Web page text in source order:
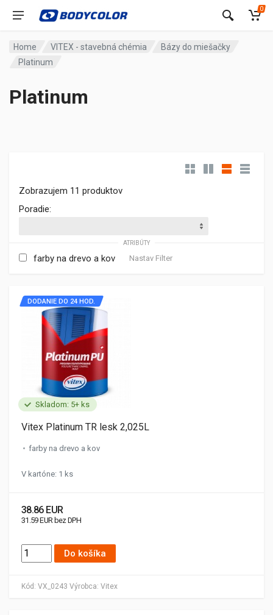
0
Home VITEX - stavebná chémia
Bázy do miešačky
Platinum
Platinum
Zobrazujem 11 produktov
Poradie:
ATRIBÚTY
farby na drevo a kov Nastav Filter
Skladom: 5+ ks
Kód: VX_0243 Výrobca: Vitex
DODANIE DO 24 HOD.
Vitex Platinum TR lesk 2,025L
farby na drevo a kov
V kartóne: 1 ks
38.86 EUR
31.59 EUR bez DPH
Do košíka